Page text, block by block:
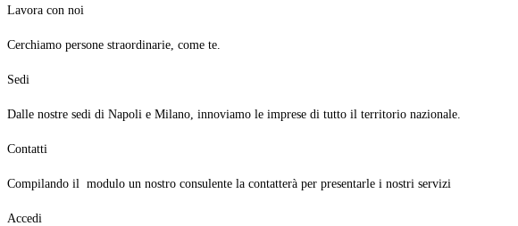
Lavora con noi
Cerchiamo persone straordinarie, come te.
Sedi
Dalle nostre sedi di Napoli e Milano, innoviamo le imprese di tutto il territorio nazionale.
Contatti
Compilando il modulo un nostro consulente la contatterà per presentarle i nostri servizi
Accedi